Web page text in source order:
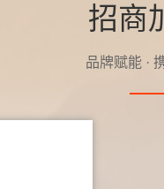
招商
品牌赋能 ·